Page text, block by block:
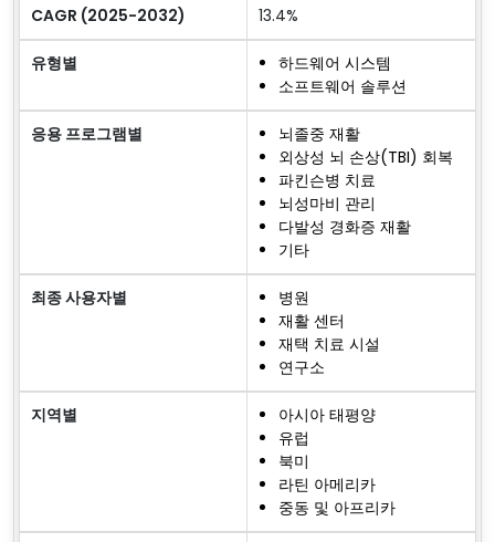
CAGR (2025-2032) 13.4%
유형별
하드웨어 시스템
소프트웨어 솔루션
응용 프로그램별
뇌졸중 재활
외상성 뇌 손상(TBI) 회복
파킨슨병 치료
뇌성마비 관리
다발성 경화증 재활
기타
최종 사용자별
병원
재활 센터
재택 치료 시설
연구소
지역별
아시아 태평양
유럽
북미
라틴 아메리카
중동 및 아프리카